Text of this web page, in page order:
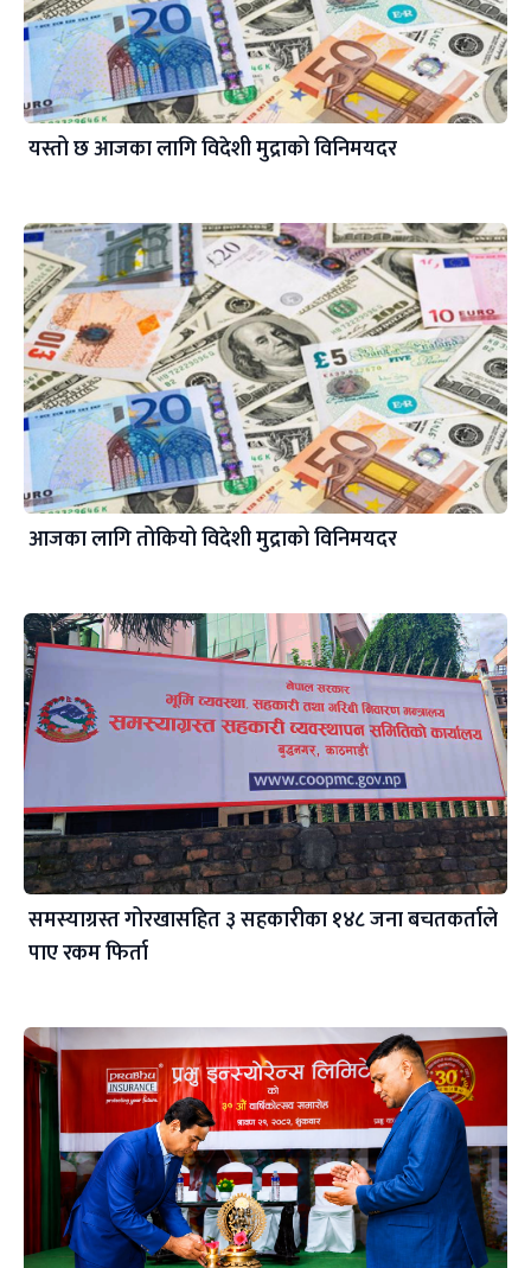
यस्तो छ आजका लागि विदेशी मुद्राको विनिमयदर
आजका लागि तोकियो विदेशी मुद्राको विनिमयदर
समस्याग्रस्त गोरखासहित ३ सहकारीका १४८ जना बचतकर्ताले
पाए रकम फिर्ता